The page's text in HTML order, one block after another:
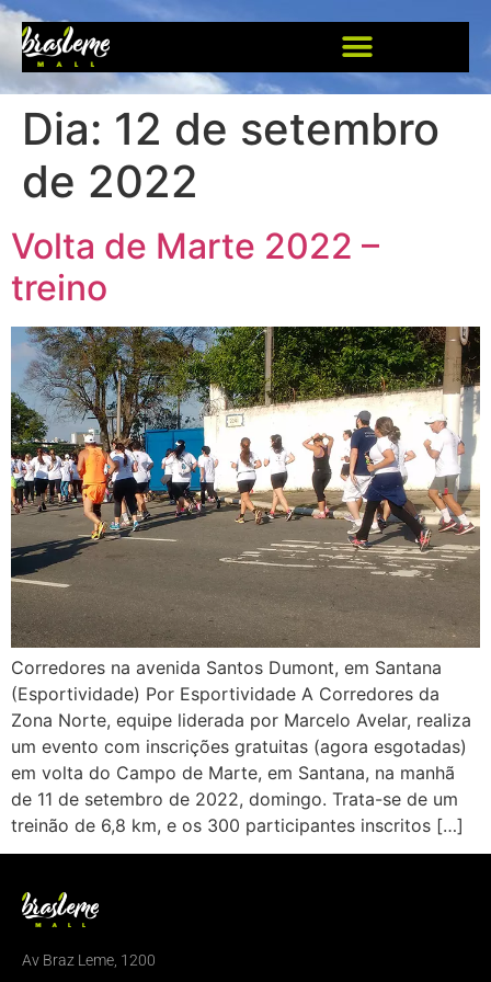
Dia: 12 de setembro
de 2022
Volta de Marte 2022 –
treino
Corredores na avenida Santos Dumont, em Santana
(Esportividade) Por Esportividade A Corredores da
Zona Norte, equipe liderada por Marcelo Avelar, realiza
um evento com inscrições gratuitas (agora esgotadas)
em volta do Campo de Marte, em Santana, na manhã
de 11 de setembro de 2022, domingo. Trata-se de um
treinão de 6,8 km, e os 300 participantes inscritos […]
Av Braz Leme, 1200